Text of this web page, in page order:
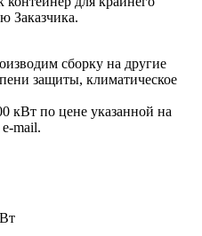
Заказчика.
сборку на другие
защиты, климатическое
кВт по цене указанной на
mail.